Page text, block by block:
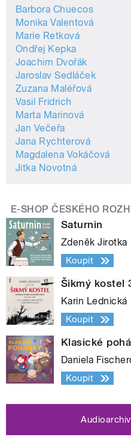
Barbora Chuecos
Monika Valentová
Marie Retková
Ondřej Kepka
Joachim Dvořák
Jaroslav Sedláček
Zuzana Maléřová
Vasil Fridrich
Marta Marinová
Jan Večeřa
Jana Rychterová
Magdalena Vokáčová
Jitka Novotná
E-SHOP ČESKÉHO
Saturnin
Zdeněk Jirotka
Koupit
Šikmý kostel
Karin Lednická
Koupit
Klasické
Daniela
Koupit